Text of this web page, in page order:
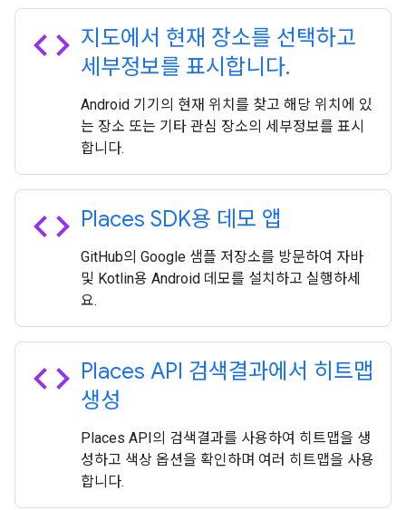
code 지도에서 현재 장소를 선택하고
세부정보를 표시합니다.
Android 기기의 현재 위치를 찾고 해당 위치에 있
는 장소 또는 기타 관심 장소의 세부정보를 표시
합니다.
code Places SDK용 데모 앱
GitHub의 Google 샘플 저장소를 방문하여 자바
및 Kotlin용 Android 데모를 설치하고 실행하세
요.
code Places API 검색결과에서 히트맵
생성
Places API의 검색결과를 사용하여 히트맵을 생
성하고 색상 옵션을 확인하며 여러 히트맵을 사용
합니다.